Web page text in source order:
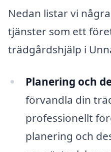
Nedan listar vi
tjänster som ett
trädgårdshjälp i
Planering och
förvandla din
professionellt
planering och